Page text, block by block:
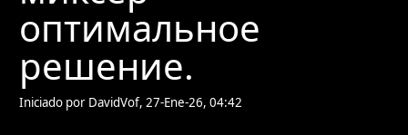
оптимальное
решение.
Iniciado por DavidVof, 27-Ene-26, 04:42